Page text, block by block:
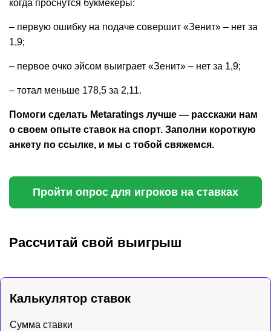
когда проснутся букмекеры:
– первую ошибку на подаче совершит «Зенит» – нет за
1,9;
– первое очко эйсом выиграет «Зенит» – нет за 1,9;
– тотал меньше 178,5 за 2,11.
Помоги сделать Metaratings лучше — расскажи нам
о своем опыте ставок на спорт. Заполни короткую
анкету по ссылке, и мы с тобой свяжемся.
Пройти опрос для игроков на ставках
Рассчитай свой выигрыш
Калькулятор ставок
Сумма ставки